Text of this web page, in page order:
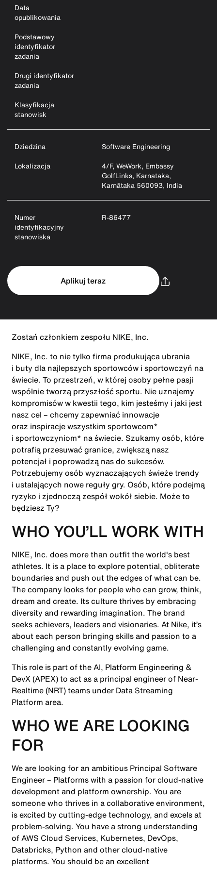
Data
opublikowania
Podstawowy
identyfikator
zadania
Drugi identyfikator
zadania
Klasyfikacja
stanowisk
Dziedzina
Software Engineering
Lokalizacja
4/F, WeWork, Embassy
GolfLinks, Karnataka,
Karnātaka 560093, India
Numer
identyfikacyjny
stanowiska
R-86477
Aplikuj teraz
Zostań członkiem zespołu NIKE, Inc.
NIKE, Inc. to nie tylko firma produkująca ubrania
i buty dla najlepszych sportowców i sportowczyń na
świecie. To przestrzeń, w której osoby pełne pasji
wspólnie tworzą przyszłość sportu. Nie uznajemy
kompromisów w kwestii tego, kim jesteśmy i jaki jest
nasz cel – chcemy zapewniać innowacje
oraz inspiracje wszystkim sportowcom*
i sportowczyniom* na świecie. Szukamy osób, które
potrafią przesuwać granice, zwiększą nasz
potencjał i poprowadzą nas do sukcesów.
Potrzebujemy osób wyznaczających świeże trendy
i ustalających nowe reguły gry. Osób, które podejmą
ryzyko i zjednoczą zespół wokół siebie. Może to
będziesz Ty?
WHO YOU’LL WORK WITH
NIKE, Inc. does more than outfit the world's best
athletes. It is a place to explore potential, obliterate
boundaries and push out the edges of what can be.
The company looks for people who can grow, think,
dream and create. Its culture thrives by embracing
diversity and rewarding imagination. The brand
seeks achievers, leaders and visionaries. At Nike, it’s
about each person bringing skills and passion to a
challenging and constantly evolving game.
This role is part of the AI, Platform Engineering &
DevX (APEX) to act as a principal engineer of Near-
Realtime (NRT) teams under Data Streaming
Platform area.
WHO WE ARE LOOKING
FOR
We are looking for an ambitious Principal Software
Engineer – Platforms with a passion for cloud-native
development and platform ownership. You are
someone who thrives in a collaborative environment,
is excited by cutting-edge technology, and excels at
problem-solving. You have a strong understanding
of AWS Cloud Services, Kubernetes, DevOps,
Databricks, Python and other cloud-native
platforms. You should be an excellent